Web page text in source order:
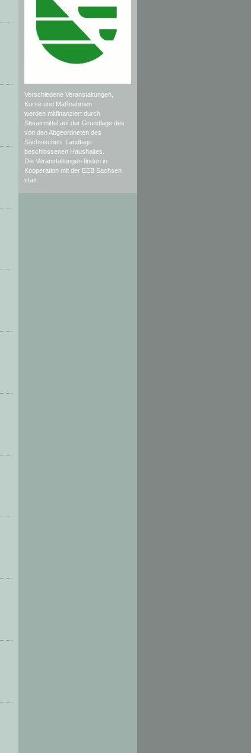
Verschiedene Veranstaltungen,
Kurse und Maßnahmen
werden mitfinanziert durch
Steuermittel auf der Grundlage des
von den Abgeordneten des
Sächsischen Landtags
beschlossenen Haushaltes.
Die Veranstaltungen finden in
Kooperation mit der EEB Sachsen
statt.